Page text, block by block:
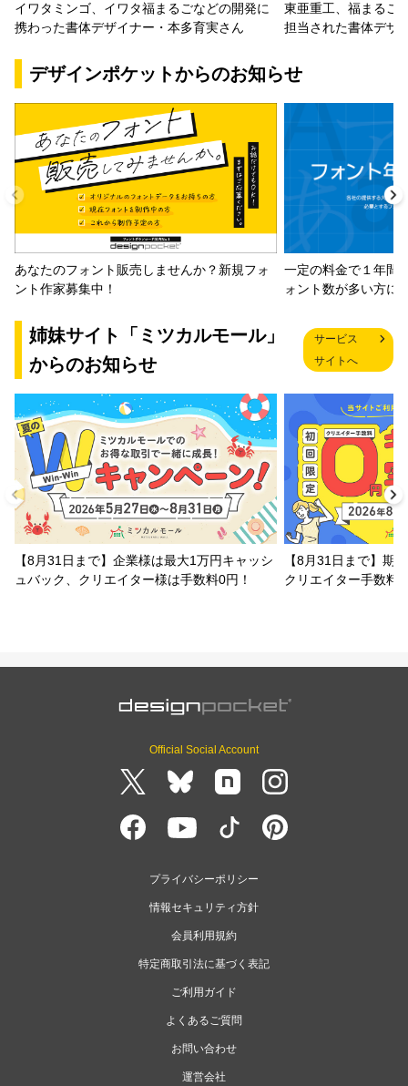
イワタミンゴ、イワタ福まるごなどの開発に
携わった書体デザイナー・本多育実さん
東亜重工、福まるご
担当された書体デザ
デザインポケットからのお知らせ
あなたのフォント販売しませんか？新規フォ
ント作家募集中！
一定の料金で１年間
ォント数が多い方に
姉妹サイト「ミツカルモール」
からのお知らせ
サービス
サイトへ
【8月31日まで】企業様は最大1万円キャッシ
ュバック、クリエイター様は手数料0円！
【8月31日まで】期
クリエイター手数料
Official Social Account
プライバシーポリシー
情報セキュリティ方針
会員利用規約
特定商取引法に基づく表記
ご利用ガイド
よくあるご質問
お問い合わせ
運営会社